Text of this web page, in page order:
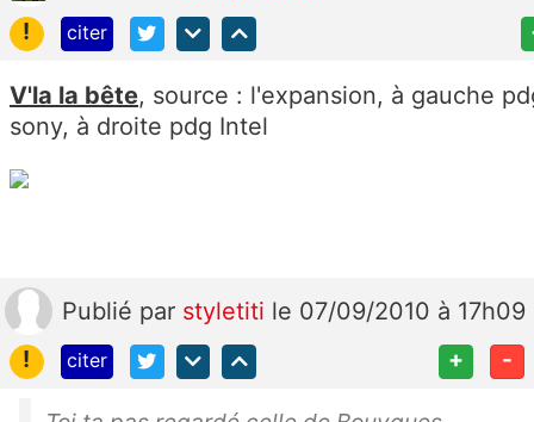
!
citer
V'la la bête, source : l'expansion, à gauche
sony, à droite pdg Intel
Publié par styletiti le 07/09/2010 à 17h09
!
citer + -